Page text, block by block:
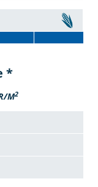
*
M2